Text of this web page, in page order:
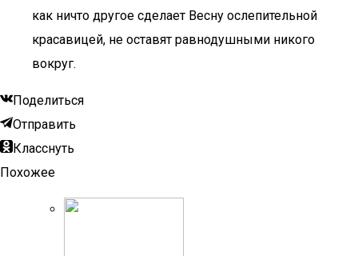
как ничто другое сделает Весну ослепительной
красавицей, не оставят равнодушными никого
вокруг.
Поделиться
Отправить
Класснуть
Похожее